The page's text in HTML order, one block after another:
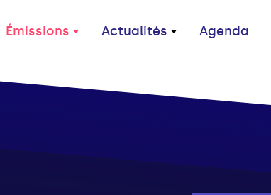
Émissions Actualités Agenda